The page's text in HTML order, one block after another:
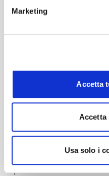
Marketing
Accetta
Accetta
Usa solo i
Socializzazione:
Il
preparati allo
e divertente.
Che si tratti del
dell'energia degli
garantisce la
questa struttura